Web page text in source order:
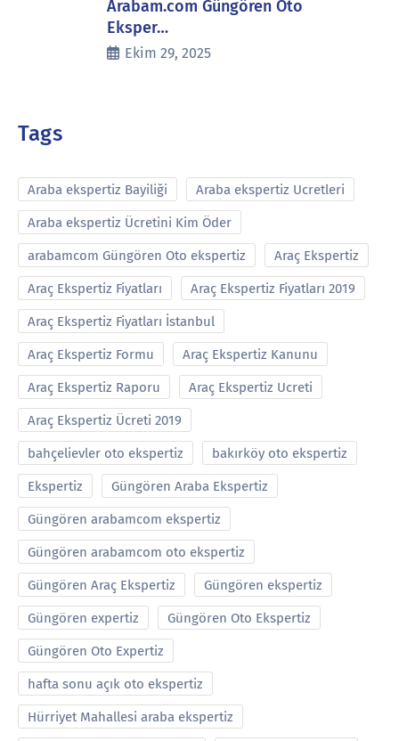
Arabam.com Güngören Oto
Eksper…
Ekim 29, 2025
Tags
Araba ekspertiz Bayiliği Araba ekspertiz Ucretleri
Araba ekspertiz Ücretini Kim Öder
arabamcom Güngören Oto ekspertiz Araç Ekspertiz
Araç Ekspertiz Fiyatları Araç Ekspertiz Fiyatları 2019
Araç Ekspertiz Fiyatları İstanbul
Araç Ekspertiz Formu Araç Ekspertiz Kanunu
Araç Ekspertiz Raporu Araç Ekspertiz Ucreti
Araç Ekspertiz Ücreti 2019
bahçelievler oto ekspertiz bakırköy oto ekspertiz
Ekspertiz Güngören Araba Ekspertiz
Güngören arabamcom ekspertiz
Güngören arabamcom oto ekspertiz
Güngören Araç Ekspertiz Güngören ekspertiz
Güngören expertiz Güngören Oto Ekspertiz
Güngören Oto Expertiz
hafta sonu açık oto ekspertiz
Hürriyet Mahallesi araba ekspertiz